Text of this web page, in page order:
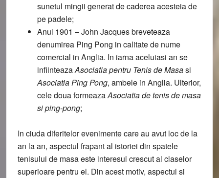
sunetul mingii generat de caderea acesteia de
pe padele;
Anul 1901 – John Jacques breveteaza
denumirea Ping Pong in calitate de nume
comercial in Anglia. In iarna aceluiasi an se
infiinteazaAsociatia pentru Tenis de Masasi
Asociatia Ping Pong, ambele in Anglia. Ulterior,
cele doua formeazaAsociatia de tenis de masa
si ping-pong;
In ciuda diferitelor evenimente care au avut loc de la
an la an, aspectul frapant al istoriei din spatele
tenisului de masa este interesul crescut al claselor
superioare pentru el. Din acest motiv, aspectul si